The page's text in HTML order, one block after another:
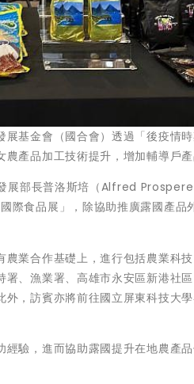
基金會（國合會）透過「後疫情
產品加工技術提升，增加輔導戶產
展部長普洛斯培（Alfred
食品展」，除協助推廣露國產品
業合作基礎上，進行包括農業科
、漁業署、高雄市永安區新港社
，訪賓亦將前往國立屏東科技大
驗，進而協助露國提升在地農產